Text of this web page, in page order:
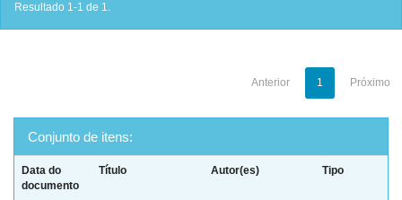
Resultado 1-1 de 1.
Anterior 1 Próximo
Conjunto de itens:
Data do
documento
Título Autor(es) Tipo